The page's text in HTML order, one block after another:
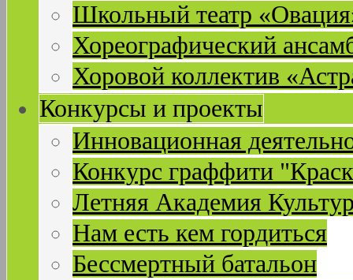
Школьный театр
Хореографический
Хоровой коллектив
Конкурсы и проекты
Инновационная
Конкурс граффити
Летняя Академия
Нам есть кем гордиться
Бессмертный батальон